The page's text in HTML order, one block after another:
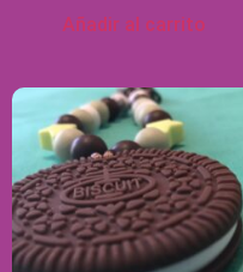
Añadir al carrito